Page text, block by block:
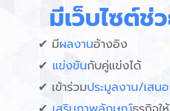
มีเว็บไซต์ช่
✔ มีผลงานอ้างอิง
✔ แข่งขันกับคู่แข่งได้
✔ เข้าร่วมประมูลงาน/เสน